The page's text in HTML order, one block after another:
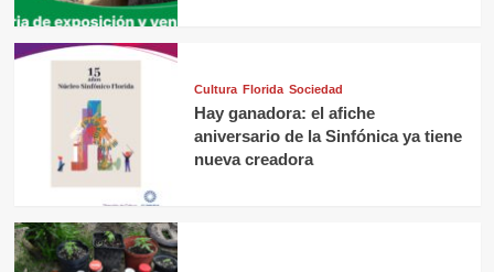
Cultura Florida Sociedad
Hay ganadora: el afiche
aniversario de la Sinfónica ya tiene
nueva creadora